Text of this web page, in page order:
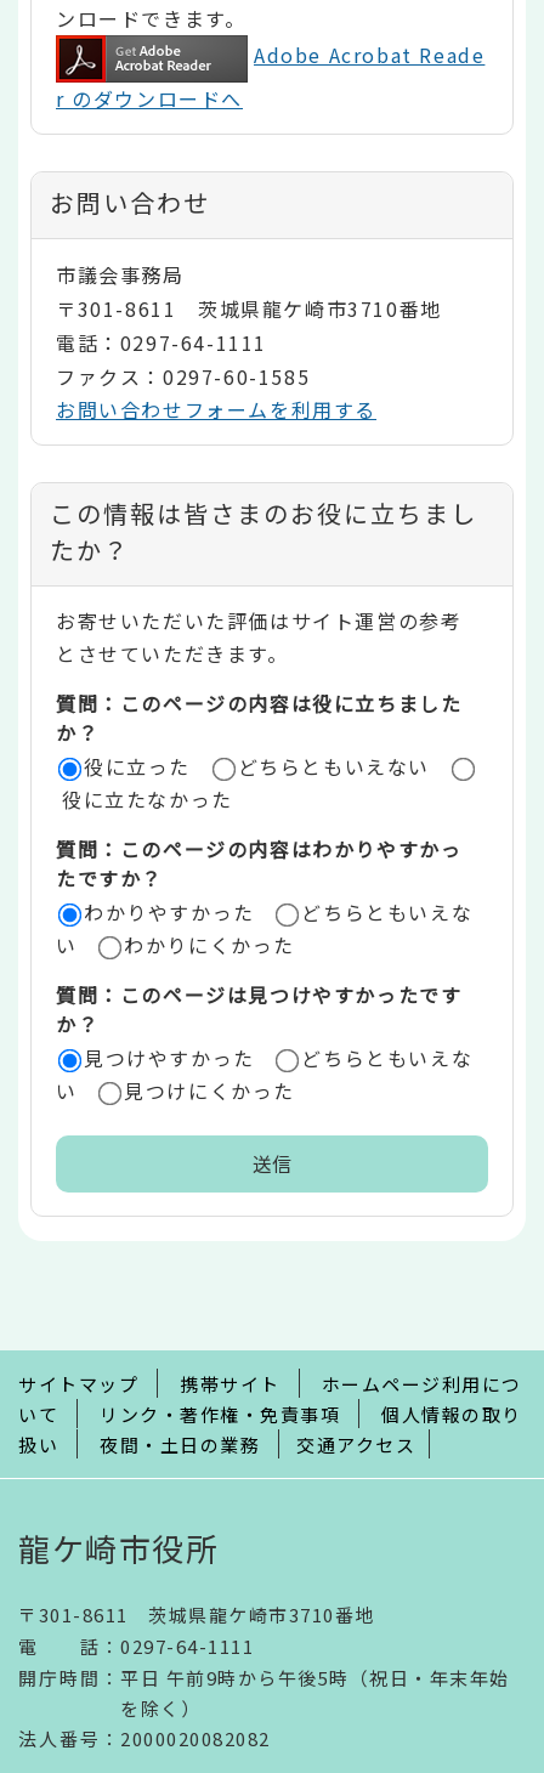
ンロードできます。
Adobe Acrobat Reade
r のダウンロードへ
お問い合わせ
市議会事務局
〒301-8611 茨城県龍ケ崎市3710番地
電話：0297-64-1111
ファクス：0297-60-1585
お問い合わせフォームを利用する
コ
ン
テ
ン
ツ
評
価
リ
ア
この情報は皆さまのお役に立ちまし
たか？
お寄せいただいた評価はサイト運営の参考
とさせていただきます。
質問：このページの内容は役に立ちました
か？
役に立った
どちらともいえない
役に立たなかった
質問：このページの内容はわかりやすかっ
たですか？
わかりやすかった
どちらともいえな
い
わかりにくかった
質問：このページは見つけやすかったです
か？
見つけやすかった
どちらともいえな
い
見つけにくかった
で
サイトマップ 携帯サイト
ホームページ利用につ
いて
リンク・著作権・免責事項
個人情報の取り
扱い
夜間・土日の業務 交通アクセス
龍ケ崎市役所
〒301-8611 茨城県龍ケ崎市3710番地
電話 ： 0297-64-1111
開庁時間 ： 平日 午前9時から午後5時（祝日・年末年始
を除く）
法人番号 ：2000020082082